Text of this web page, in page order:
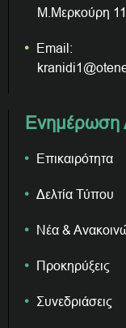
Μ.Μερκούρη
Email:
Ενημέρωση
Επικαιρότητα
Δελτία Τύπου
Νέα &
Προκηρύξεις
Συνεδριάσεις